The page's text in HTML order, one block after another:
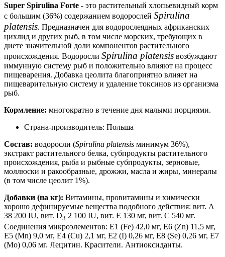
Super Spirulina Forte - это растительный хлопьевидный корм
с большим (36%) содержанием водорослей Spirulina
platensis. Предназначен для водорослеядных африканских
цихлид и других рыб, в том числе морских, требующих в
диете значительной доли компонентов растительного
происхождения. Водоросли Spirulina platensis возбуждают
иммунную систему рыб и положительно влияют на процесс
пищеварения. Добавка цеолита благоприятно вли­яет на
пищеваритель­ную сис­тему и удаление токсинов из организма
рыб.
Кормление: многократно в течениe дня малыми порциями.
Страна-производитель: Польша
Состав: водоросли (Spirulina platensis минимум 36%),
экстракт растительного белка, субпродукты растительного
происхождения, рыба и рыбные субпродукты, зерновые,
моллюски и ракообразные, дрожжи, масла и жиры, минералы
(в том числе цеолит 1%).
Добавки (на кг): Витамины, провитамины и химически
хорошо дефинируемые вещества подобного действия: вит. А
38 200 IU, вит. D3 2 100 IU, вит. Е 130 мг, вит. С 540 мг.
Соединения микроэлементов: E1 (Fe) 42,0 мг, E6 (Zn) 11,5 мг,
E5 (Mn) 9,0 мг, E4 (Cu) 2,1 мг, E2 (I) 0,26 мг, E8 (Se) 0,26 мг, E7
(Mo) 0,06 мг. Лецитин. Красители. Антиоксиданты.